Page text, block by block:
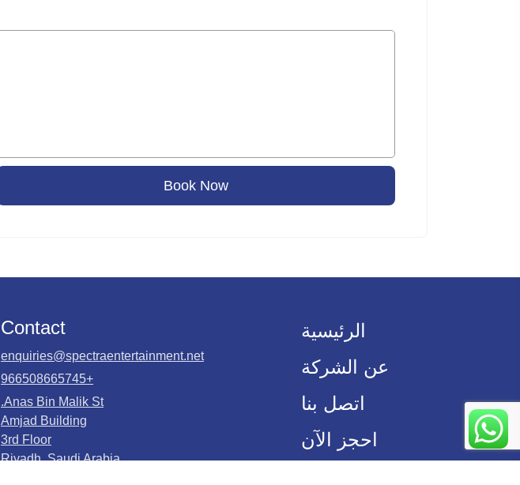
Book Now
الرئيسية
عن الشركة
اتصل بنا
احجز الآن
Contact
enquiries@spectraentertainment.net
+966508665745
Anas Bin Malik St.
Amjad Building
3rd Floor
Riyadh, Saudi Arabia